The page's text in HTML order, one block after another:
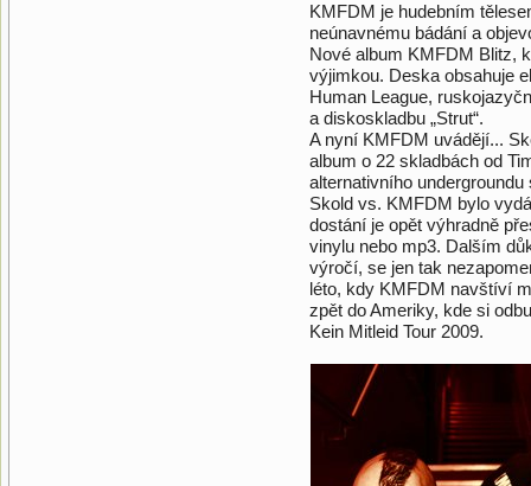
KMFDM je hudebním
neúnavnému bádání a
Nové album KMFDM Blitz,
výjimkou. Deska obsahuje
Human League,
a diskoskladbu „Strut“.
A nyní KMFDM uvádějí...
album o 22 skladbách od
alternativního
Skold vs. KMFDM bylo
dostání je opět výhradně
vinylu nebo mp3. Dalším
výročí, se jen tak
léto, kdy KMFDM navštíví
zpět do Ameriky, kde si
Kein Mitleid Tour 2009.